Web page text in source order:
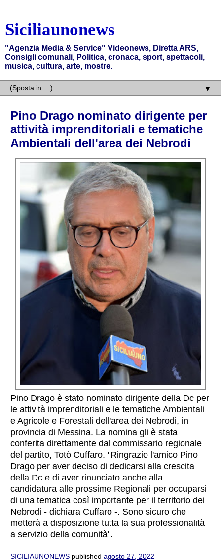
Siciliaunonews
"Agenzia Media & Service" Videonews, Diretta ARS,
Consigli comunali, Politica, cronaca, sport, spettacoli,
musica, cultura, arte, mostre.
▼
Pino Drago nominato dirigente per
attività imprenditoriali e tematiche
Ambientali dell'area dei Nebrodi
Pino Drago è stato nominato dirigente della Dc per
le attività imprenditoriali e le tematiche Ambientali
e Agricole e Forestali dell'area dei Nebrodi, in
provincia di Messina. La nomina gli è stata
conferita direttamente dal commissario regionale
del partito, Totò Cuffaro. "Ringrazio l'amico Pino
Drago per aver deciso di dedicarsi alla crescita
della Dc e di aver rinunciato anche alla
candidatura alle prossime Regionali per occuparsi
di una tematica così importante per il territorio dei
Nebrodi - dichiara Cuffaro -. Sono sicuro che
metterà a disposizione tutta la sua professionalità
a servizio della comunità".
SICILIAUNONEWS published agosto 27, 2022